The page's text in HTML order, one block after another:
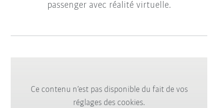
passenger avec réalité virtuelle.
Ce contenu n’est pas disponible du fait de vos
réglages des cookies.